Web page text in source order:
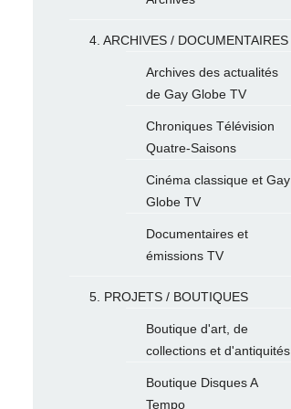
4. ARCHIVES / DOCUMENTAIRES
Archives des actualités
de Gay Globe TV
Chroniques Télévision
Quatre-Saisons
Cinéma classique et Gay
Globe TV
Documentaires et
émissions TV
5. PROJETS / BOUTIQUES
Boutique d'art, de
collections et d'antiquités
Boutique Disques A
Tempo